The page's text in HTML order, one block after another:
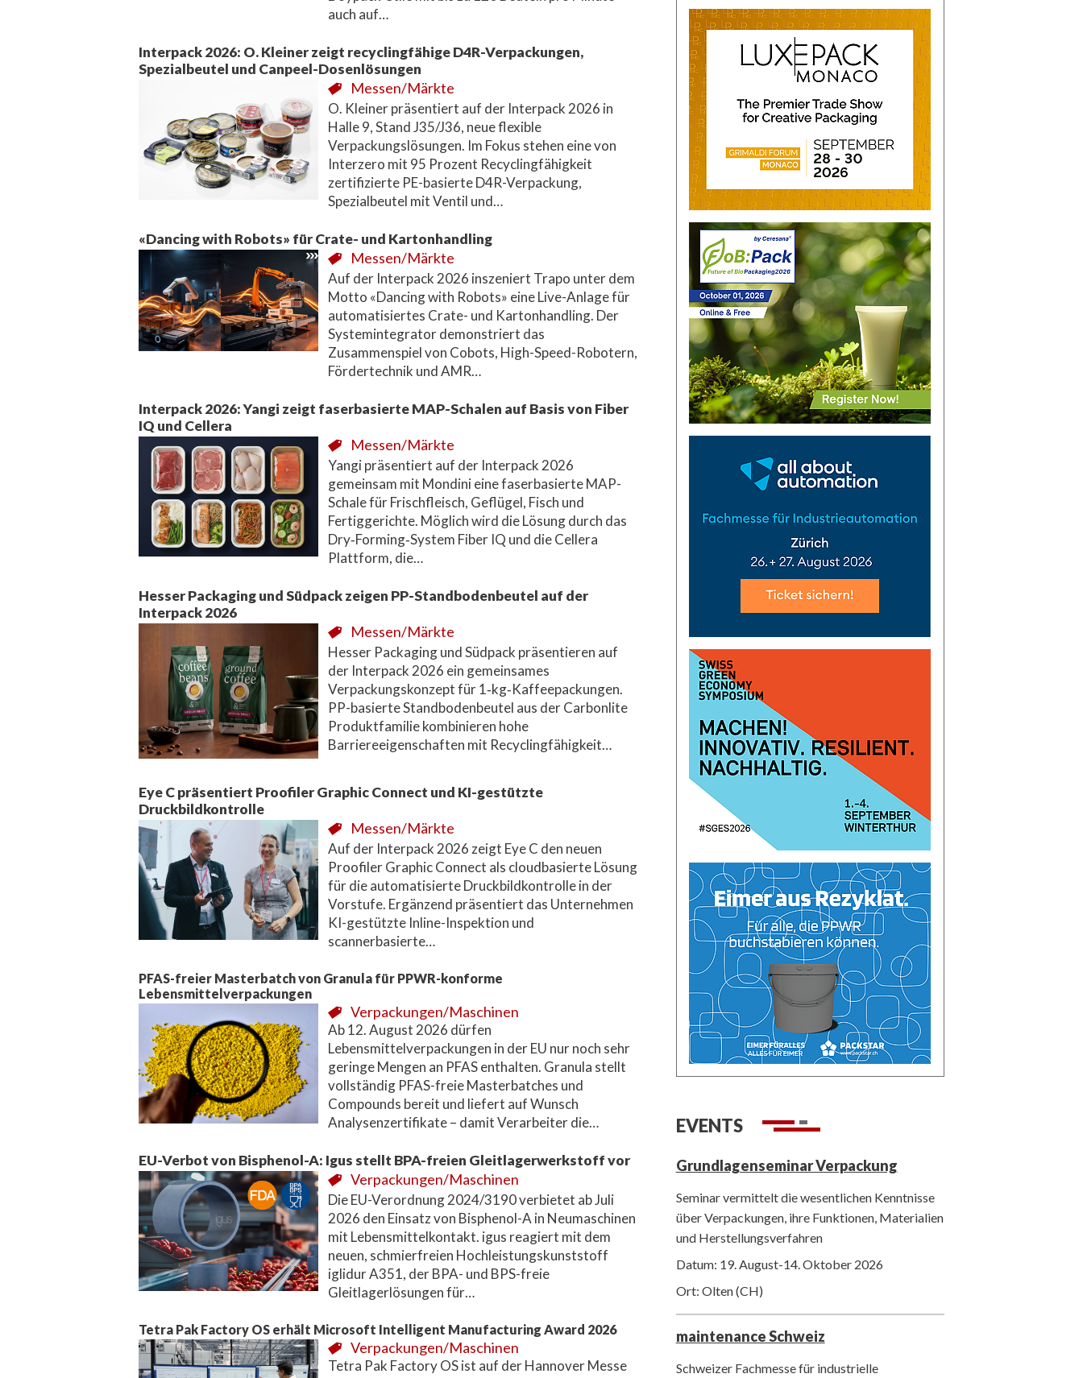
auch auf…
Interpack 2026: O. Kleiner zeigt recyclingfähige D4R-Verpackungen,
Spezialbeutel und Canpeel-Dosenlösungen
Messen/Märkte
O. Kleiner präsentiert auf der Interpack 2026 in
Halle 9, Stand J35/J36, neue flexible
Verpackungslösungen. Im Fokus stehen eine von
Interzero mit 95 Prozent Recyclingfähigkeit
zertifizierte PE-basierte D4R-Verpackung,
Spezialbeutel mit Ventil und…
«Dancing with Robots» für Crate- und Kartonhandling
Messen/Märkte
Auf der Interpack 2026 inszeniert Trapo unter dem
Motto «Dancing with Robots» eine Live-Anlage für
automatisiertes Crate- und Kartonhandling. Der
Systemintegrator demonstriert das
Zusammenspiel von Cobots, High-Speed-Robotern,
Fördertechnik und AMR…
Interpack 2026: Yangi zeigt faserbasierte MAP-Schalen auf Basis von Fiber
IQ und Cellera
Messen/Märkte
Yangi präsentiert auf der Interpack 2026
gemeinsam mit Mondini eine faserbasierte MAP-
Schale für Frischfleisch, Geflügel, Fisch und
Fertiggerichte. Möglich wird die Lösung durch das
Dry‑Forming‑System Fiber IQ und die Cellera
Plattform, die…
Hesser Packaging und Südpack zeigen PP-Standbodenbeutel auf der
Interpack 2026
Messen/Märkte
Hesser Packaging und Südpack präsentieren auf
der Interpack 2026 ein gemeinsames
Verpackungskonzept für 1‑kg‑Kaffeepackungen.
PP-basierte Standbodenbeutel aus der Carbonlite
Produktfamilie kombinieren hohe
Barriereeigenschaften mit Recyclingfähigkeit…
Eye C präsentiert Proofiler Graphic Connect und KI-gestützte
Druckbildkontrolle
Messen/Märkte
Auf der Interpack 2026 zeigt Eye C den neuen
Proofiler Graphic Connect als cloudbasierte Lösung
für die automatisierte Druckbildkontrolle in der
Vorstufe. Ergänzend präsentiert das Unternehmen
KI-gestützte Inline-Inspektion und
scannerbasierte…
PFAS-freier Masterbatch von Granula für PPWR-konforme
Lebensmittelverpackungen
Verpackungen/Maschinen
Ab 12. August 2026 dürfen
Lebensmittelverpackungen in der EU nur noch sehr
geringe Mengen an PFAS enthalten. Granula stellt
vollständig PFAS-freie Masterbatches und
Compounds bereit und liefert auf Wunsch
Analysenzertifikate – damit Verarbeiter die…
EU-Verbot von Bisphenol-A: Igus stellt BPA-freien Gleitlagerwerkstoff vor
Verpackungen/Maschinen
Die EU-Verordnung 2024/3190 verbietet ab Juli
2026 den Einsatz von Bisphenol-A in Neumaschinen
mit Lebensmittelkontakt. igus reagiert mit dem
neuen, schmierfreien Hochleistungskunststoff
iglidur A351, der BPA- und BPS-freie
Gleitlagerlösungen für…
Tetra Pak Factory OS erhält Microsoft Intelligent Manufacturing Award 2026
Verpackungen/Maschinen
Tetra Pak Factory OS ist auf der Hannover Messe
EVENTS
Grundlagenseminar Verpackung
Seminar vermittelt die wesentlichen Kenntnisse
über Verpackungen, ihre Funktionen, Materialien
und Herstellungsverfahren
Datum: 19. August-14. Oktober 2026
Ort: Olten (CH)
maintenance Schweiz
Schweizer Fachmesse für industrielle